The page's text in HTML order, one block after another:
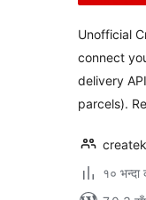
Unofficial
connect
delivery
parcels).
१० भन्दा